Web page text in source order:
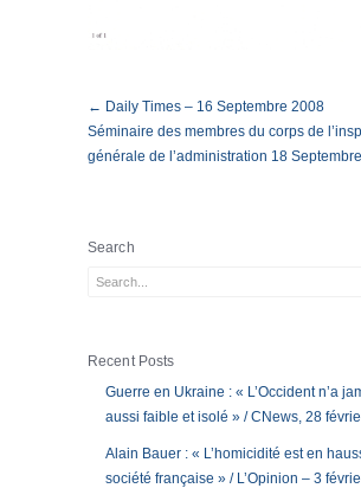
← Daily Times – 16 Septembre 2008
Séminaire des membres du corps de
générale de l’administration 18
Search
Recent Posts
Guerre en Ukraine : « L’Occident n’a
aussi faible et isolé » / CNews, 28
Alain Bauer : « L’homicidité est en
société française » / L’Opinion – 3